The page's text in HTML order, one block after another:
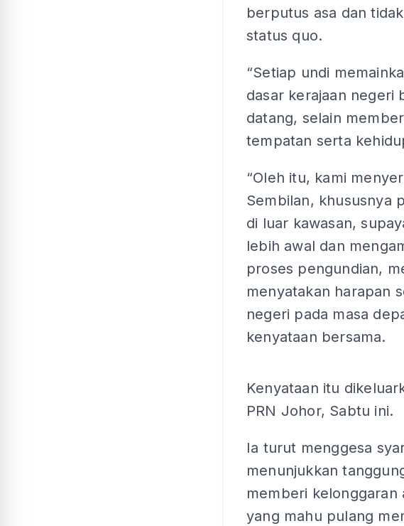
berputus asa dan
status quo.
“Setiap undi
dasar kerajaan negeri
datang, selain
tempatan serta
“Oleh itu, kami
Sembilan, khususnya
di luar kawasan,
lebih awal dan
proses pengundian,
menyatakan harapan
negeri pada masa
kenyataan bersama.
Kenyataan itu
PRN Johor, Sabtu ini.
Ia turut menggesa
menunjukkan
memberi kelonggaran
yang mahu pulang